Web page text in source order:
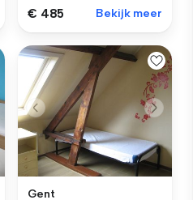
€ 485 Bekijk meer
Gent